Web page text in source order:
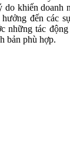
khiến doanh
đến các
những tác
bản phù hợp.